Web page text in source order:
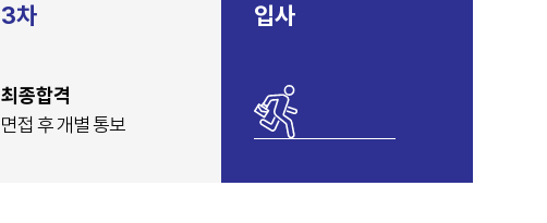
3차
최종합격
면접 후 개별 통보
입사